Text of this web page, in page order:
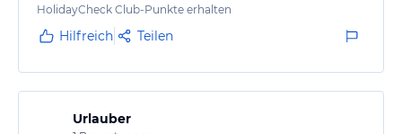
HolidayCheck Club-Punkte erhalten
Hilfreich Teilen
Urlauber